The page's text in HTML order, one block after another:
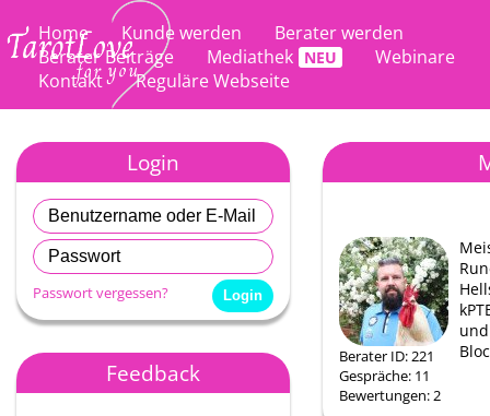
Home Kunde werden
Berater werden
Berater Beiträge
Mediathek
Webinare
Kontakt
Reguläre Webseite
Login
Passwort vergessen?
Feedback
Berater ID: 221
Gespräche: 11
Bewertungen: 2
und